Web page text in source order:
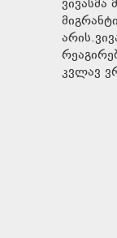
კვლავ